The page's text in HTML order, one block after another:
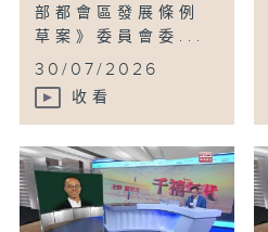
部都會區發展條例
草案》委員會委...
30/07/2026
收看